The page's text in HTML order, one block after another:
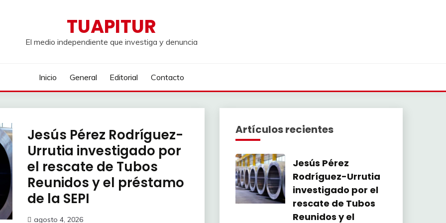
TUAPITUR
El medio independiente que investiga y denuncia
Inicio General Editorial Contacto
Jesús Pérez Rodríguez-
Urrutia investigado por
el rescate de Tubos
Reunidos y el préstamo
de la SEPI
agosto 4, 2026
Artículos recientes
Jesús Pérez
Rodríguez-Urrutia
investigado por el
rescate de Tubos
Reunidos y el